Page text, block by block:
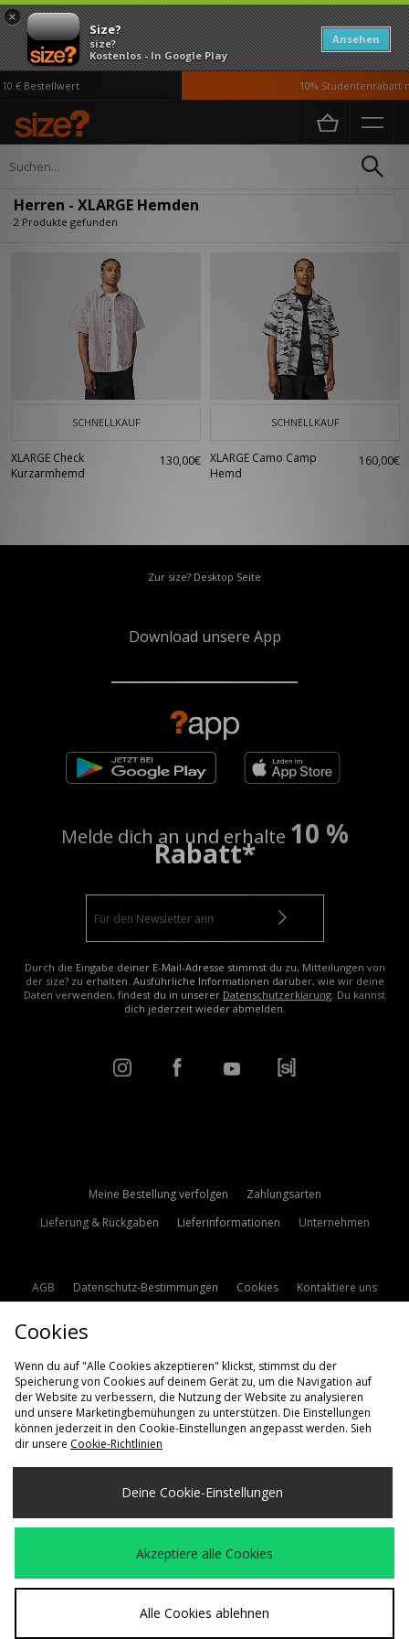
×
Size?
size?
Kostenlos - In Google Play
Ansehen
€ Bestellwert 10% Studentenrabatt
Home Herren
Herren - XLARGE Hemden
2 Produkte gefunden
SCHNELLKAUF
XLARGE Check
Kurzarmhemd
130,00€
SCHNELLKAUF
XLARGE Camo Camp
Hemd
160,00€
Zur size? Desktop Seite
Download unsere App
Melde dich an und erhalte 10 %
Rabatt*
Durch die Eingabe deiner E-Mail-Adresse stimmst du zu, Mitteilungen von
der size? zu erhalten. Ausführliche Informationen darüber, wie wir deine
Daten verwenden, findest du in unserer Datenschutzerklärung. Du kannst
dich jederzeit wieder abmelden.
Meine Bestellung verfolgen
Zahlungsarten
Lieferung & Rückgaben
Lieferinformationen Unternehmen
AGB Datenschutz-Bestimmungen Cookies
Kontaktiere uns
Lieferung Nach
Deutschland
Wir akzeptieren die folgenden Zahlungsmethoden
Besuchen Sie unsere Unternehmens-Website auf
Cookies
Wenn du auf "Alle Cookies akzeptieren" klickst, stimmst du der
Speicherung von Cookies auf deinem Gerät zu, um die Navigation auf
der Website zu verbessern, die Nutzung der Website zu analysieren
und unsere Marketingbemühungen zu unterstützen. Die Einstellungen
können jederzeit in den Cookie-Einstellungen angepasst werden. Sieh
dir unsere Cookie-Richtlinien
Deine Cookie-Einstellungen
Akzeptiere alle Cookies
Alle Cookies ablehnen